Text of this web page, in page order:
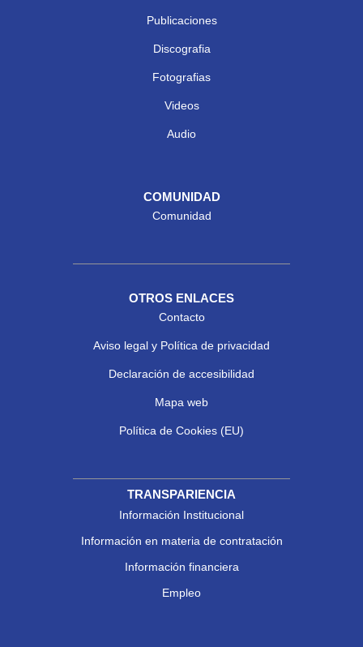
Publicaciones
Discografia
Fotografias
Videos
Audio
COMUNIDAD
Comunidad
OTROS ENLACES
Contacto
Aviso legal y Política de privacidad
Declaración de accesibilidad
Mapa web
Política de Cookies (EU)
TRANSPARIENCIA
Información Institucional
Información en materia de contratación
Información financiera
Empleo